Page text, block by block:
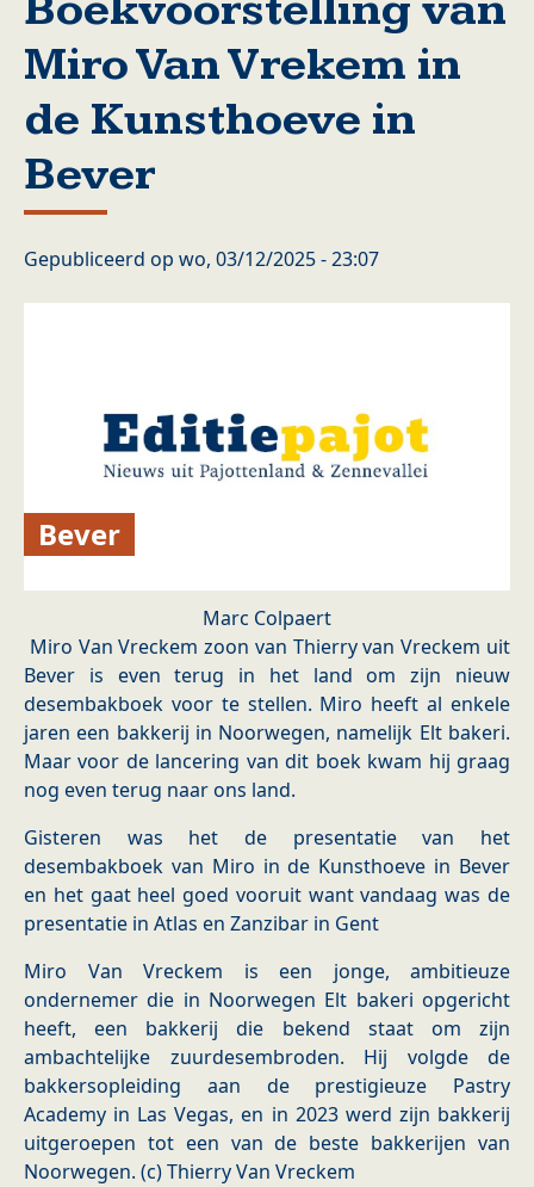
Miro Van Vrekem in
de Kunsthoeve in
Bever
Gepubliceerd op wo, 03/12/2025 - 23:07
Bever
Marc Colpaert
Miro Van Vreckem zoon van Thierry van Vreckem uit
Bever is even terug in het land om zijn nieuw
desembakboek voor te stellen. Miro heeft al enkele
jaren een bakkerij in Noorwegen, namelijk Elt bakeri.
Maar voor de lancering van dit boek kwam hij graag
nog even terug naar ons land.
Gisteren was het de presentatie van het
desembakboek van Miro in de Kunsthoeve in Bever
en het gaat heel goed vooruit want vandaag was de
presentatie in Atlas en Zanzibar in Gent
Miro Van Vreckem is een jonge, ambitieuze
ondernemer die in Noorwegen Elt bakeri opgericht
heeft, een bakkerij die bekend staat om zijn
ambachtelijke zuurdesembroden. Hij volgde de
bakkersopleiding aan de prestigieuze Pastry
Academy in Las Vegas, en in 2023 werd zijn bakkerij
uitgeroepen tot een van de beste bakkerijen van
Noorwegen. (c) Thierry Van Vreckem